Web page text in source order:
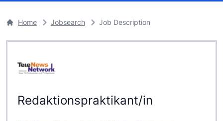
Home Jobsearch Job Description
Redaktionspraktikant/in